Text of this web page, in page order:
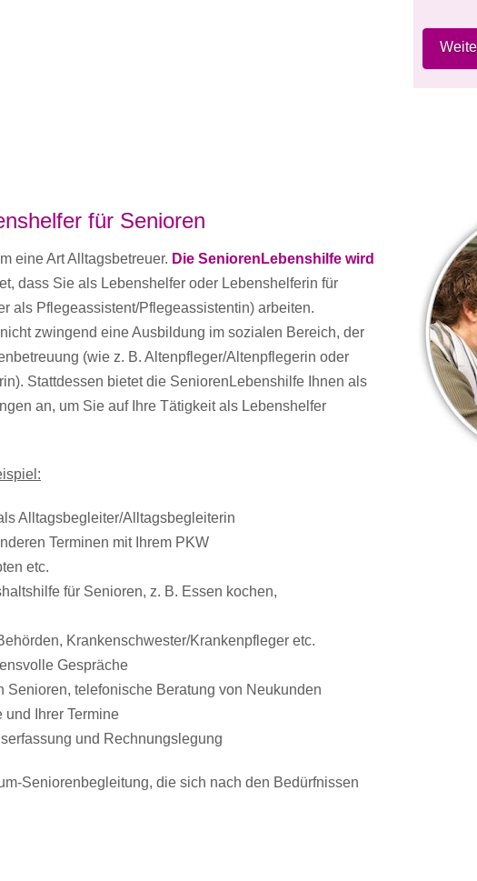
für Senioren
eine Art Alltagsbetreuer. Die SeniorenLebenshilfe wird
dass Sie als Lebenshelfer oder Lebenshelferin für
als Pflegeassistent/Pflegeassistentin) arbeiten.
zwingend eine Ausbildung im sozialen Bereich, der
(wie z. B. Altenpfleger/Altenpflegerin oder
Stattdessen bietet die SeniorenLebenshilfe Ihnen als
an, um Sie auf Ihre Tätigkeit als Lebenshelfer
Alltagsbegleiter/Alltagsbegleiterin
Terminen mit Ihrem PKW
etc.
für Senioren, z. B. Essen kochen,
Krankenschwester/Krankenpfleger etc.
Gespräche
Senioren, telefonische Beratung von Neukunden
und Ihrer Termine
und Rechnungslegung
Seniorenbegleitung, die sich nach den Bedürfnissen